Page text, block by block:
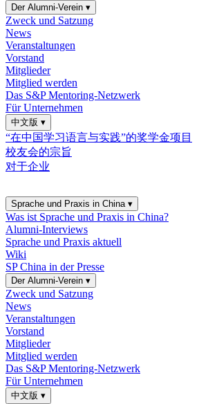
Der Alumni-Verein ▾
Zweck und Satzung
News
Veranstaltungen
Vorstand
Mitglieder
Mitglied werden
Das S&P Mentoring-Netzwerk
Für Unternehmen
中文版 ▾
“在中国学习语言与实践”的奖学金项目
校友会的宗旨
对于企业
Sprache und Praxis in China ▾
Was ist Sprache und Praxis in China?
Alumni-Interviews
Sprache und Praxis aktuell
Wiki
SP China in der Presse
Der Alumni-Verein ▾
Zweck und Satzung
News
Veranstaltungen
Vorstand
Mitglieder
Mitglied werden
Das S&P Mentoring-Netzwerk
Für Unternehmen
中文版 ▾